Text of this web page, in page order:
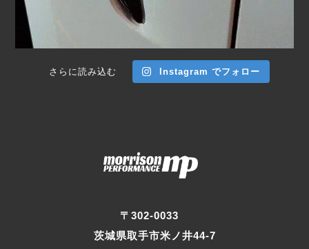
〒302-0033
茨城県取手市米ノ井44-7
さらに読み込む Instagram でフォロー